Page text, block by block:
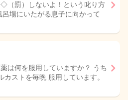
（罰）しないよ！という叱り方
場にいたがる息子に向かって
は何を服用していますか？ うち
ストを毎晩 服用しています。